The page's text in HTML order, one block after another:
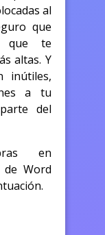
al
que
que te
altas. Y
inútiles,
a tu
del
en
de Word